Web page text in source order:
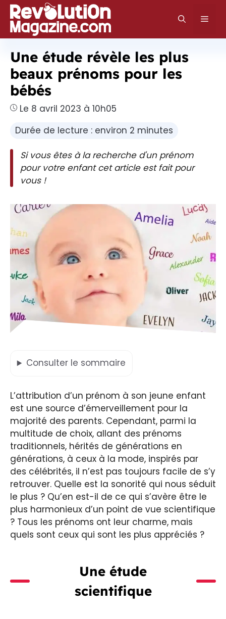
Aller
au
contenu
Une étude révèle les plus
beaux prénoms pour les
bébés
Le 8 avril 2023 à 10h05
Durée de lecture : environ 2 minutes
Si vous êtes à la recherche d'un prénom
pour votre enfant cet article est fait pour
vous !
Consulter le sommaire
L’attribution d’un prénom à son jeune enfant
est une source d’émerveillement pour la
majorité des parents. Cependant, parmi la
multitude de choix, allant des prénoms
traditionnels, hérités de générations en
générations, à ceux à la mode, inspirés par
des célébrités, il n’est pas toujours facile de s’y
retrouver. Quelle est la sonorité qui nous séduit
le plus ? Qu’en est-il de ce qui s’avère être le
plus harmonieux d’un point de vue scientifique
? Tous les prénoms ont leur charme, mais
quels sont ceux qui sont les plus appréciés ?
Une étude
scientifique